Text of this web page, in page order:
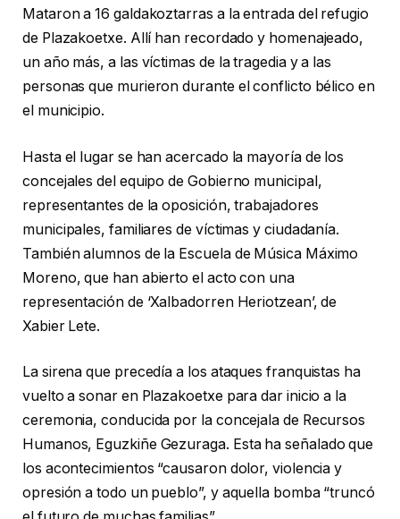
Mataron a 16 galdakoztarras a la entrada del refugio
de Plazakoetxe. Allí han recordado y homenajeado,
un año más, a las víctimas de la tragedia y a las
personas que murieron durante el conflicto bélico en
el municipio.
Hasta el lugar se han acercado la mayoría de los
concejales del equipo de Gobierno municipal,
representantes de la oposición, trabajadores
municipales, familiares de víctimas y ciudadanía.
También alumnos de la Escuela de Música Máximo
Moreno, que han abierto el acto con una
representación de ‘Xalbadorren Heriotzean’, de
Xabier Lete.
La sirena que precedía a los ataques franquistas ha
vuelto a sonar en Plazakoetxe para dar inicio a la
ceremonia, conducida por la concejala de Recursos
Humanos, Eguzkiñe Gezuraga. Esta ha señalado que
los acontecimientos “causaron dolor, violencia y
opresión a todo un pueblo”, y aquella bomba “truncó